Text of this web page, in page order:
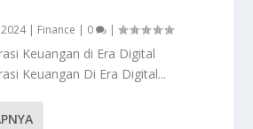
| Finance | 0 |
Keuangan di Era Digital
Keuangan Di Era Digital...